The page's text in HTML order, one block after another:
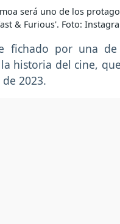
será uno de los
& Furious'. Foto:
fichado por una de
historia del cine,
2023.